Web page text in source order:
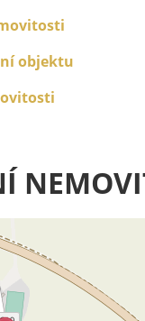
objektu